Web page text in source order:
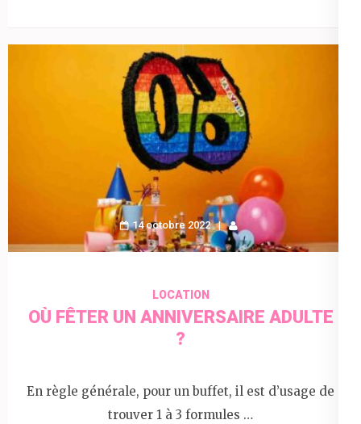
14 octobre 2022
LOCATION
OÙ FÊTER UN ANNIVERSAIRE ADULTE
?
En règle générale, pour un buffet, il est d’usage de
trouver 1 à 3 formules …